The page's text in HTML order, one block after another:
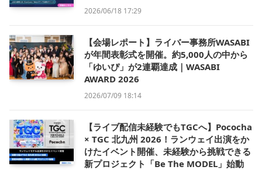
2026/06/18 17:29
【会場レポート】ライバー事務所WASABI
が年間表彰式を開催。約5,000人の中から
「ゆいぴ」が2連覇達成｜WASABI
AWARD 2026
2026/07/09 18:14
【ライブ配信未経験でもTGCへ】Pococha
× TGC 北九州 2026！ランウェイ出演をか
けたイベント開催、未経験から挑戦できる
新プロジェクト「Be The MODEL」始動